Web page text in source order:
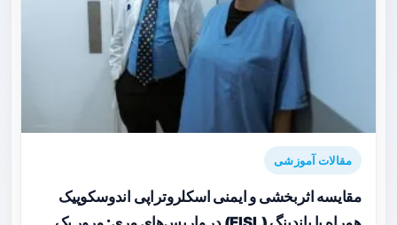
مقالات آموزشی
مقایسه اثربخشی و ایمنی اسکلروتراپی اندوسکوپیک